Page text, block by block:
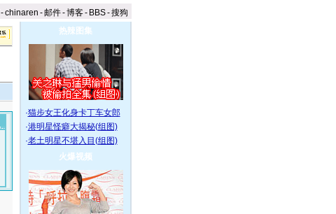
-chinaren -邮件-博客- BBS-搜狗
热辣图集
·猫步女王化身卡丁车女郎
·港明星怪癖大揭秘(组图)
·老土明星不堪入目(组图)
火爆视频